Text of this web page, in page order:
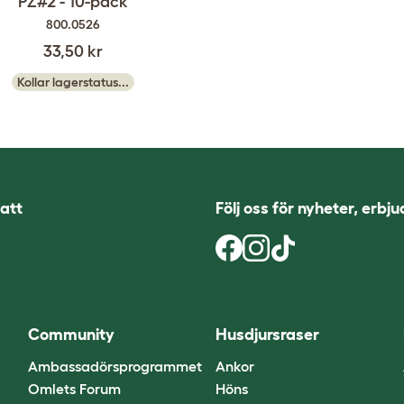
800.0526
33,50 kr
Kollar lagerstatus...
Följ oss för nyheter,
Community
Ambassadörsprogrammet
Omlets Forum
Husdjursraser
Ankor
Höns